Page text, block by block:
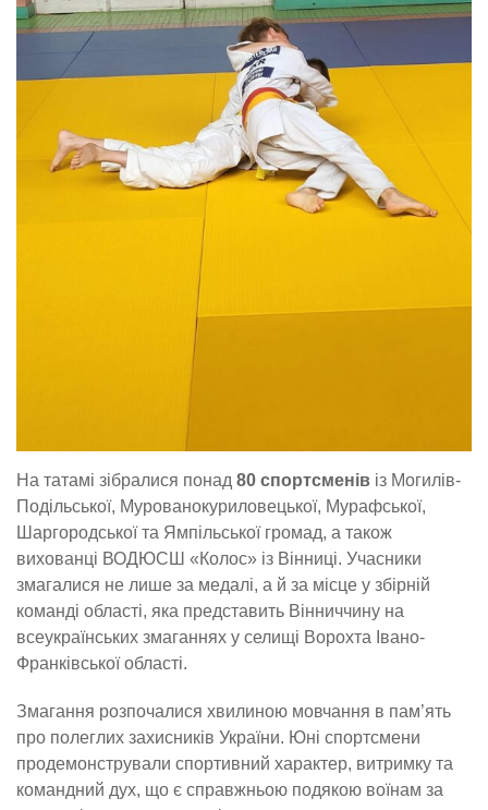
На татамі зібралися понад 80 спортсменів із Могилів-
Подільської, Мурованокуриловецької, Мурафської,
Шаргородської та Ямпільської громад, а також
вихованці ВОДЮСШ «Колос» із Вінниці. Учасники
змагалися не лише за медалі, а й за місце у збірній
команді області, яка представить Вінниччину на
всеукраїнських змаганнях у селищі Ворохта Івано-
Франківської області.
Змагання розпочалися хвилиною мовчання в пам’ять
про полеглих захисників України. Юні спортсмени
продемонстрували спортивний характер, витримку та
командний дух, що є справжньою подякою воїнам за